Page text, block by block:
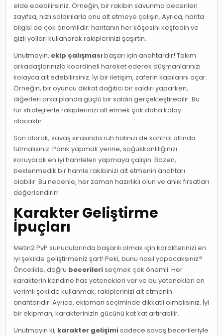
elde edebilirsiniz. Örneğin, bir rakibin savunma becerileri
zayıfsa, hızlı saldırılarla onu alt etmeye çalışın. Ayrıca, harita
bilgisi de çok önemlidir; haritanın her köşesini keşfedin ve
gizli yolları kullanarak rakiplerinizi şaşırtın.
Unutmayın, ekip çalışmasıbaşarı için anahtardır! Takım
arkadaşlarınızla koordineli hareket ederek düşmanlarınızı
kolayca alt edebilirsiniz. İyi bir iletişim, zaferin kapılarını açar.
Örneğin, bir oyuncu dikkat dağıtıcı bir saldırı yaparken,
diğerleri arka planda güçlü bir saldırı gerçekleştirebilir. Bu
tür stratejilerle rakiplerinizi alt etmek çok daha kolay
olacaktır.
Son olarak, savaş sırasında ruh halinizi de kontrol altında
tutmalısınız. Panik yapmak yerine, soğukkanlılığınızı
koruyarak en iyi hamleleri yapmaya çalışın. Bazen,
beklenmedik bir hamle rakibinizi alt etmenin anahtarı
olabilir. Bu nedenle, her zaman hazırlıklı olun ve anlık fırsatları
değerlendirin!
Karakter Geliştirme
İpuçları
Metin2 PvP sunucularında başarılı olmak için karakterinizi en
iyi şekilde geliştirmeniz şart! Peki, bunu nasıl yapacaksınız?
Öncelikle, doğru becerileriseçmek çok önemli. Her
karakterin kendine has yetenekleri var ve bu yetenekleri en
verimli şekilde kullanmak, rakiplerinizi alt etmenin
anahtarıdır. Ayrıca, ekipman seçiminde dikkatli olmalısınız. İyi
bir ekipman, karakterinizin gücünü kat kat artırabilir.
Unutmayın ki, karakter gelişimisadece savaş becerileriyle